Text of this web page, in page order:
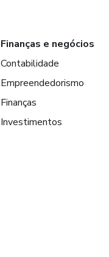
Finanças e negócios
Contabilidade
Empreendedorismo
Finanças
Investimentos